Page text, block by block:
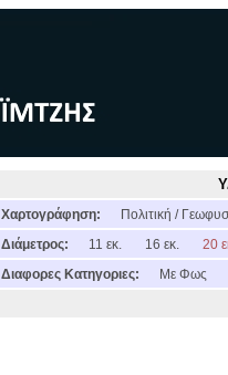
Χαρτογράφηση: Πολιτική /
Διάμετρος:
11 εκ. 16 εκ. 20
Διαφορες Κατηγοριες:
Με Φως